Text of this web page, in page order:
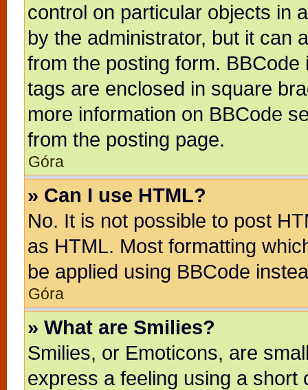
control on particular objects in
by the administrator, but it can
from the posting form.
tags are enclosed in square
more information on BBCode
from the posting page.
Góra
» Can I use HTML?
No. It is not possible to post
as HTML. Most formatting
be applied using BBCode
Góra
» What are Smilies?
Smilies, or Emoticons, are
express a feeling using a short